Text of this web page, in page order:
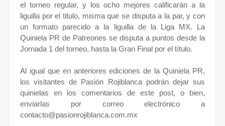
el torneo regular, y los ocho mejores calificarán a la
liguilla por el titulo, misma que se disputa a la par, y con
un formato parecido a la liguilla de la Liga MX. La
Quiniela PR de Patreones se disputa a puntos desde la
Jornada 1 del torneo, hasta la Gran Final por el título.
Al igual que en anteriores ediciones de la Quiniela PR,
los visitantes de Pasión Rojiblanca podrán dejar sus
quinielas en los comentarios de este post, o bien,
enviarlas por correo electrónico a
contacto@pasionrojiblanca.com.mx